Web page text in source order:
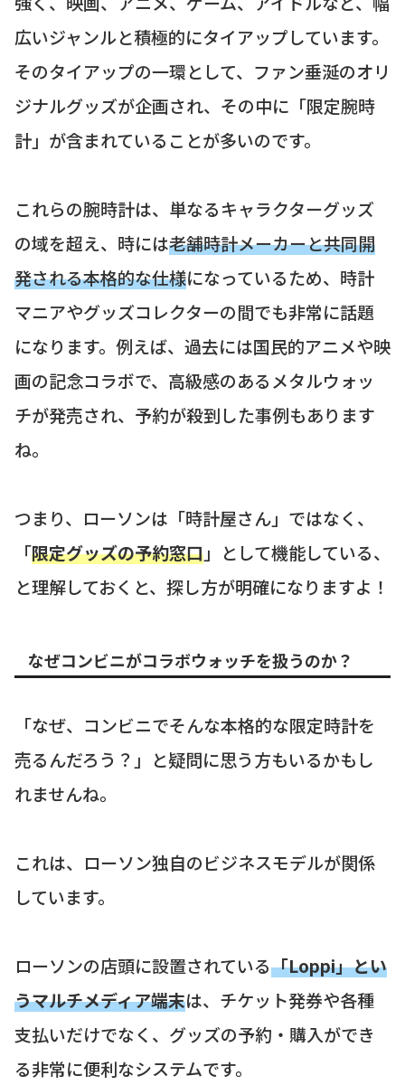
広いジャンルと積極的にタイアップしています。
そのタイアップの一環として、ファン垂涎のオリ
ジナルグッズが企画され、その中に「限定腕時
計」が含まれていることが多いのです。
これらの腕時計は、単なるキャラクターグッズ
の域を超え、時には老舗時計メーカーと共同開
発される本格的な仕様になっているため、時計
マニアやグッズコレクターの間でも非常に話題
になります。例えば、過去には国民的アニメや映
画の記念コラボで、高級感のあるメタルウォッ
チが発売され、予約が殺到した事例もあります
ね。
つまり、ローソンは「時計屋さん」ではなく、
「限定グッズの予約窓口」として機能している、
と理解しておくと、探し方が明確になりますよ！
なぜコンビニがコラボウォッチを扱うのか？
「なぜ、コンビニでそんな本格的な限定時計を
売るんだろう？」と疑問に思う方もいるかもし
れませんね。
これは、ローソン独自のビジネスモデルが関係
しています。
ローソンの店頭に設置されている「Loppi」とい
うマルチメディア端末は、チケット発券や各種
支払いだけでなく、グッズの予約・購入ができ
る非常に便利なシステムです。